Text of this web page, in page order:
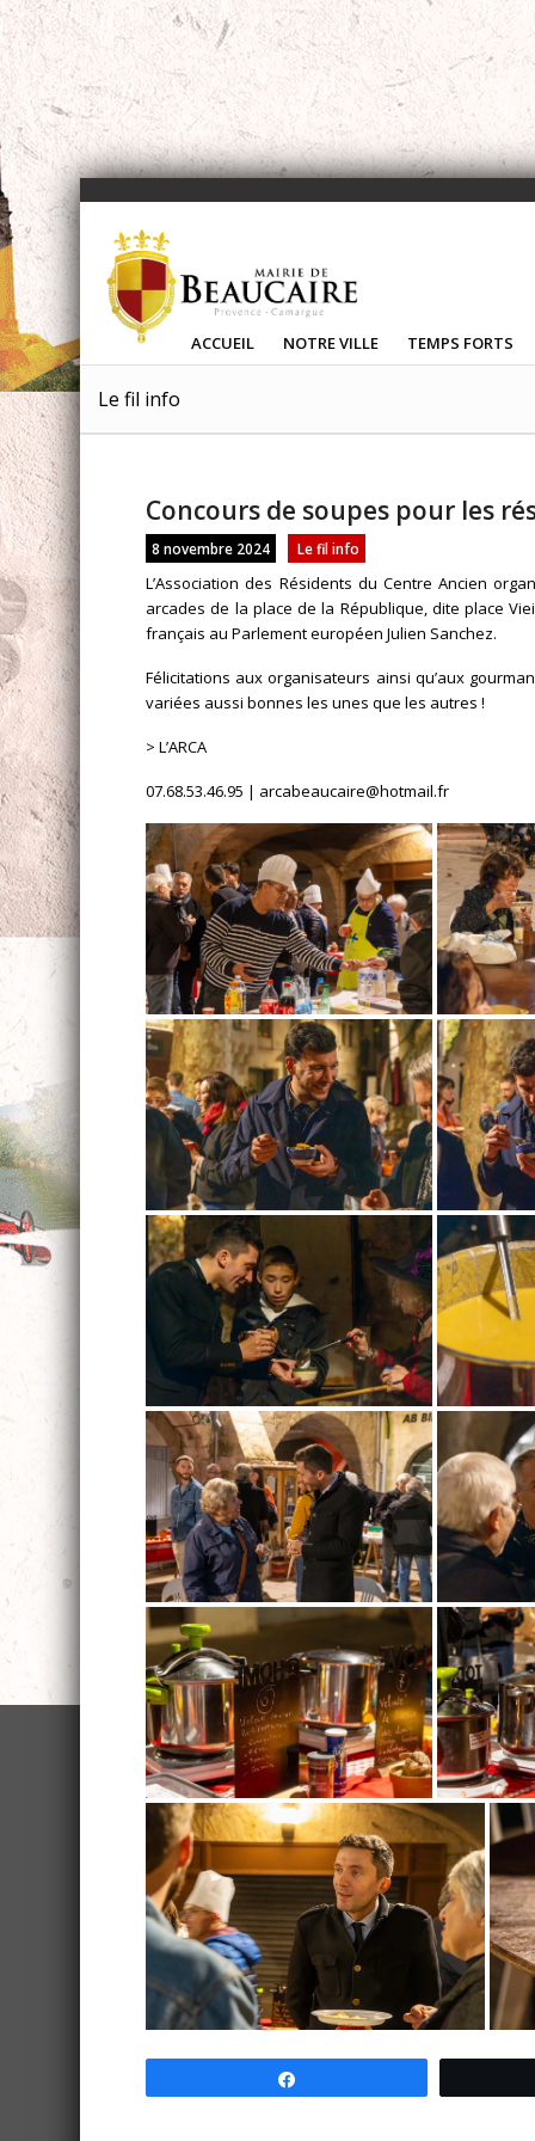
ACCUEIL NOTRE VILLE TEMPS FORTS
Le fil info
Concours de soupes pour les
8 novembre 2024 Le fil info
L’Association des Résidents du Centre Ancien
arcades de la place de la République, dite place
français au Parlement européen Julien Sanchez.
Félicitations aux organisateurs ainsi qu’aux
variées aussi bonnes les unes que les autres !
> L’ARCA
07.68.53.46.95 | arcabeaucaire@hotmail.fr